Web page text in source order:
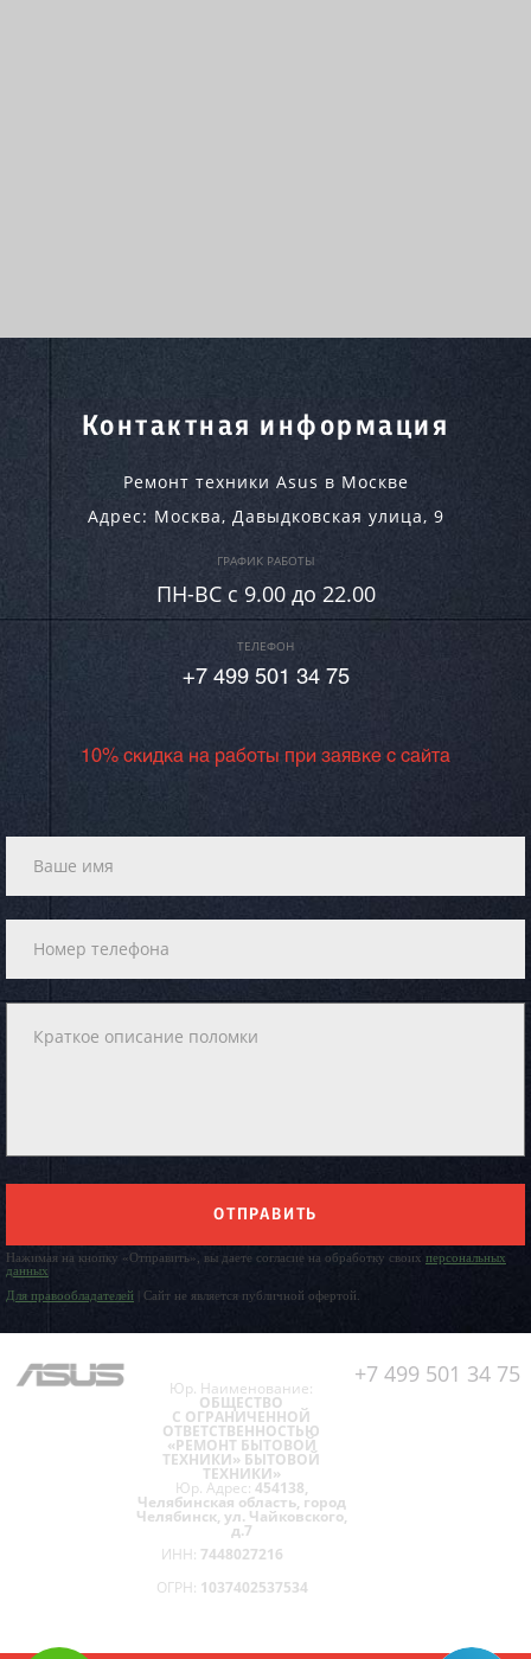
Контактная информация
Ремонт техники Asus в Москве
Адрес: Москва, Давыдковская улица, 9
ГРАФИК РАБОТЫ
ПН-ВC c 9.00 до 22.00
ТЕЛЕФОН
+7 499 501 34 75
10% скидка на работы при заявке с сайта
ОТПРАВИТЬ
Нажимая на кнопку «Отправить», вы даете согласие на обработку своих персональных
данных
Для правообладателей | Сайт не является публичной офертой.
+7 499 501 34 75
Юр. Наименование:
ОБЩЕСТВО
С ОГРАНИЧЕННОЙ
ОТВЕТСТВЕННОСТЬЮ
«РЕМОНТ БЫТОВОЙ
ТЕХНИКИ» БЫТОВОЙ
ТЕХНИКИ»
Юр. Адрес: 454138,
Челябинская область, город
Челябинск, ул. Чайковского,
д.7
ИНН: 7448027216
ОГРН: 1037402537534